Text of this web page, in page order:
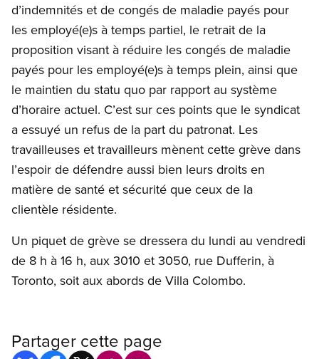
d’indemnités et de congés de maladie payés pour
les employé(e)s à temps partiel, le retrait de la
proposition visant à réduire les congés de maladie
payés pour les employé(e)s à temps plein, ainsi que
le maintien du statu quo par rapport au système
d’horaire actuel. C’est sur ces points que le syndicat
a essuyé un refus de la part du patronat. Les
travailleuses et travailleurs mènent cette grève dans
l’espoir de défendre aussi bien leurs droits en
matière de santé et sécurité que ceux de la
clientèle résidente.
Un piquet de grève se dressera du lundi au vendredi
de 8 h à 16 h, aux 3010 et 3050, rue Dufferin, à
Toronto, soit aux abords de Villa Colombo.
Partager cette page